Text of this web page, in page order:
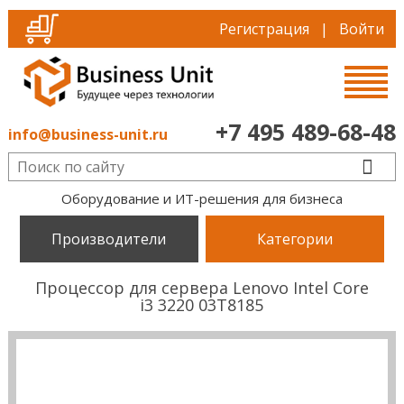
Регистрация | Войти
info@business-unit.ru +7 495 489-68-48
Оборудование и ИТ-решения для бизнеса
Производители Категории
Процессор для сервера Lenovo Intel Core
i3 3220 03T8185